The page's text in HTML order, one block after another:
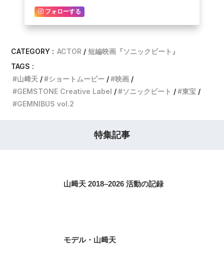
フォローする
CATEGORY : ACTOR
短編映画『ソニックビート』
TAGS :
山﨑天
ショートムービー
映画
GEMSTONE Creative Label
ソニックビート
東宝
GEMNIBUS vol.2
特集記事
山﨑天 2018–2026 活動の記録
モデル・山﨑天